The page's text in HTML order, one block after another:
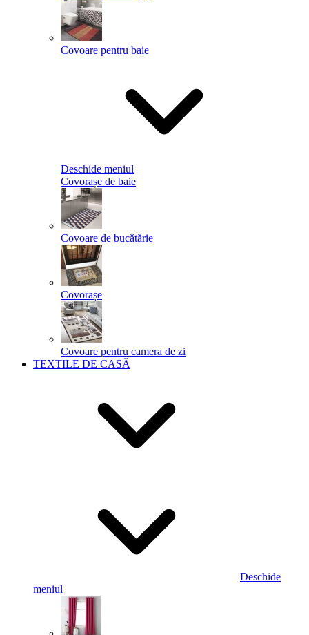
Covoare pentru baie
Deschide meniul
Covorașe de baie
Covoare de bucătărie
Covorașe
Covoare pentru camera de zi
TEXTILE DE CASĂ
Deschide
meniul